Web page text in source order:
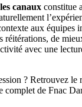
canaux constitue
aux équipes
réitérations, de
avec une
? Retrouvez le
complet de Fnac